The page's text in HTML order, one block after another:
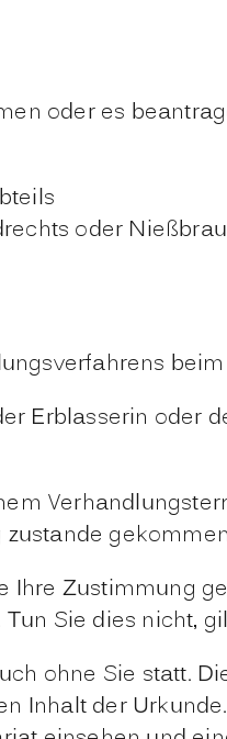
oder es
oder
Erblasserin oder
Ihre Zustimmung
Sie dies nicht,
ohne Sie statt.
Inhalt der Urkunde.